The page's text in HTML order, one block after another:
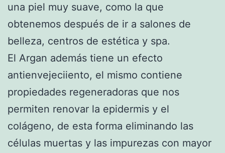
una piel muy suave, como la que
obtenemos después de ir a salones de
belleza, centros de estética y spa.
El Argan además tiene un efecto
antienvejeciiento, el mismo contiene
propiedades regeneradoras que nos
permiten renovar la epidermis y el
colágeno, de esta forma eliminando las
células muertas y las impurezas con mayor